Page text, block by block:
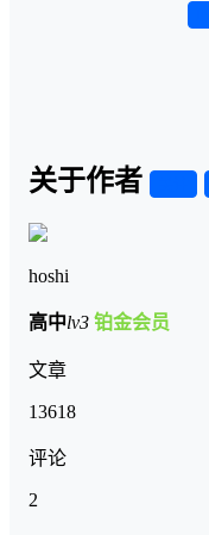
关于作者
hoshi
高中lv3 铂金会员
文章
13618
评论
2